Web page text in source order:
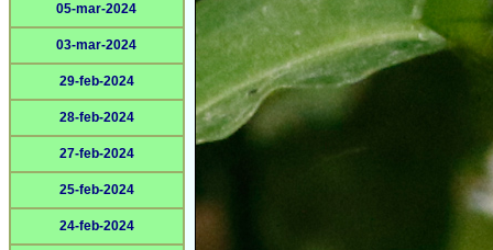
05-mar-2024
03-mar-2024
29-feb-2024
28-feb-2024
27-feb-2024
25-feb-2024
24-feb-2024